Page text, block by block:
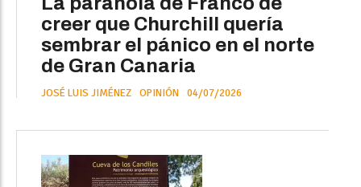
creer que Churchill quería
sembrar el pánico en el norte
de Gran Canaria
JOSÉ LUIS JIMÉNEZ OPINIÓN 04/07/2026